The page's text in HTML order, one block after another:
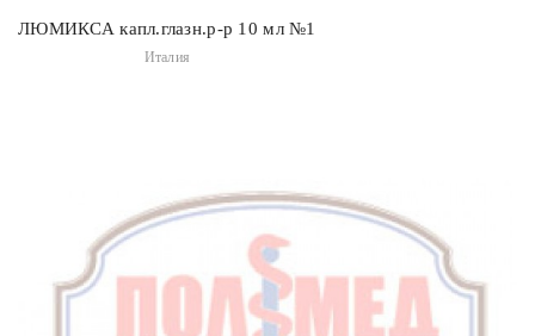
ЛЮМИКСА капл.глазн.р-р 10 мл №1
Италия